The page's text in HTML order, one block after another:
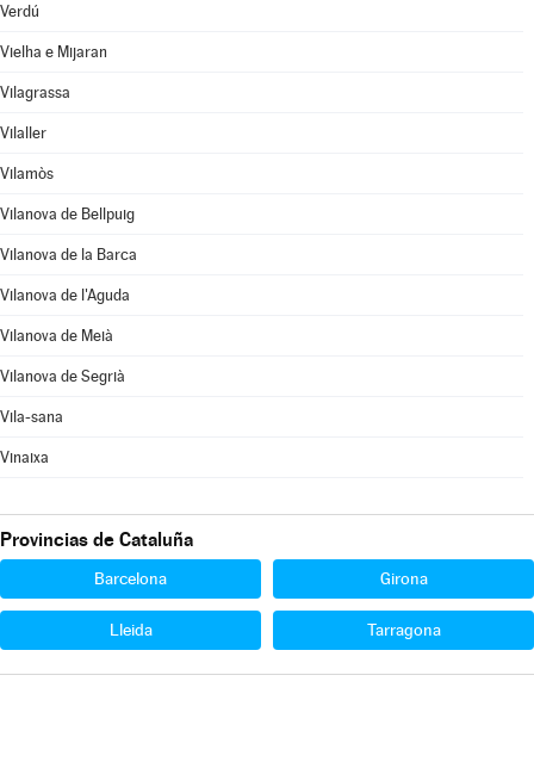
Verdú
Vielha e Mijaran
Vilagrassa
Vilaller
Vilamòs
Vilanova de Bellpuig
Vilanova de la Barca
Vilanova de l'Aguda
Vilanova de Meià
Vilanova de Segrià
Vila-sana
Vinaixa
Provincias de Cataluña
Barcelona Girona
Lleida Tarragona